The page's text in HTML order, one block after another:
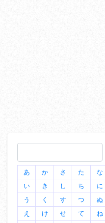
あ か さ た な
い
き し ち に
う
く す つ ぬ
え
け せ て ね